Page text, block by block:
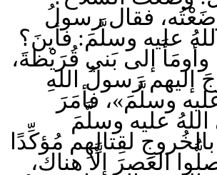
فقال رسولُ
عليه وسلَّمَ: فأينَ؟
وأومَأَ إلى بَني قُرَيْظةَ،
إليهم رَسولُ اللهِ
وسلَّمَ»، فأمَرَ
اللهُ عليه وسلَّمَ
لقِتالِهِم مُؤكِّدًا
العَصرَ إلَّا هناك،